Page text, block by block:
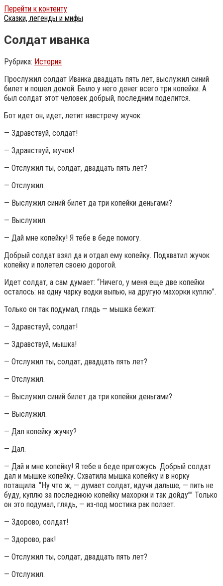
Перейти к контенту
Сказки, легенды и мифы
Солдат иванка
Рубрика: История
Прослужил солдат Иванка двадцать пять лет, выслужил синий
билет и пошел домой. Было у него денег всего три копейки. А
был солдат этот человек добрый, последним поделится.
Бот идет он, идет, летит навстречу жучок:
— Здравствуй, солдат!
— Здравствуй, жучок!
— Отслужил ты, солдат, двадцать пять лет?
— Отслужил.
— Выслужил синий билет да три копейки деньгами?
— Выслужил.
— Дай мне копейку! Я тебе в беде помогу.
Добрый солдат взял да и отдал ему копейку. Подхватил жучок
копейку и полетел своею дорогой.
Идет солдат, а сам думает: “Ничего, у меня еще две копейки
осталось: на одну чарку водки выпью, на другую махорки куплю”.
Только он так подумал, глядь — мышка бежит:
— Здравствуй, солдат!
— Здравствуй, мышка!
— Отслужил ты, солдат, двадцать пять лет?
— Отслужил.
— Выслужил синий билет да три копейки деньгами?
— Выслужил.
— Дал копейку жучку?
— Дал.
— Дай и мне копейку! Я тебе в беде пригожусь. Добрый солдат
дал и мышке копейку. Схватила мышка копейку и в норку
потащила. “Ну что ж, — думает солдат, идучи дальше, — пить не
буду, куплю за последнюю копейку махорки и так дойду”” Только
он это подумал, глядь, — из-под мостика рак ползет.
— Здорово, солдат!
— Здорово, рак!
— Отслужил ты, солдат, двадцать пять лет?
— Отслужил.